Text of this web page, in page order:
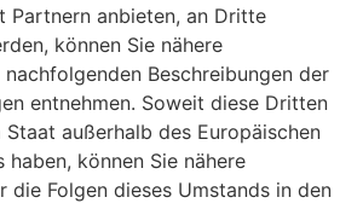
Partnern anbieten, an Dritte
können Sie nähere
Beschreibungen der
entnehmen. Soweit diese Dritten
außerhalb des Europäischen
können Sie nähere
die Folgen dieses Umstands in den